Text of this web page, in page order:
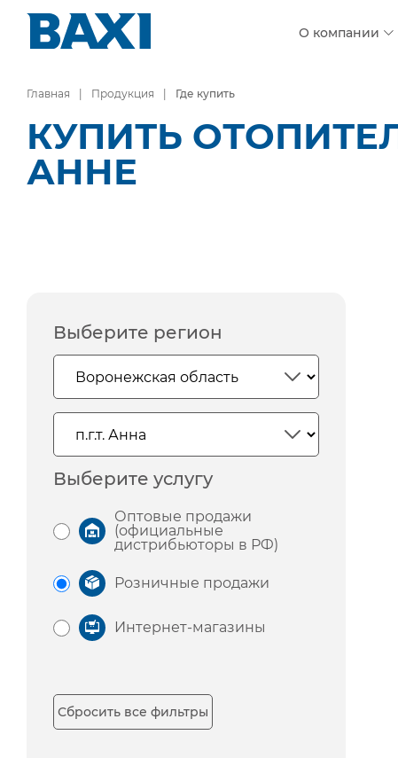
О компании
Главная Продукция Где купить
КУПИТЬ
АННЕ
Выберите регион
Выберите услугу
Оптовые продажи
(официальные
дистрибьюторы в РФ)
Розничные продажи
Интернет-магазины
Сбросить все фильтры